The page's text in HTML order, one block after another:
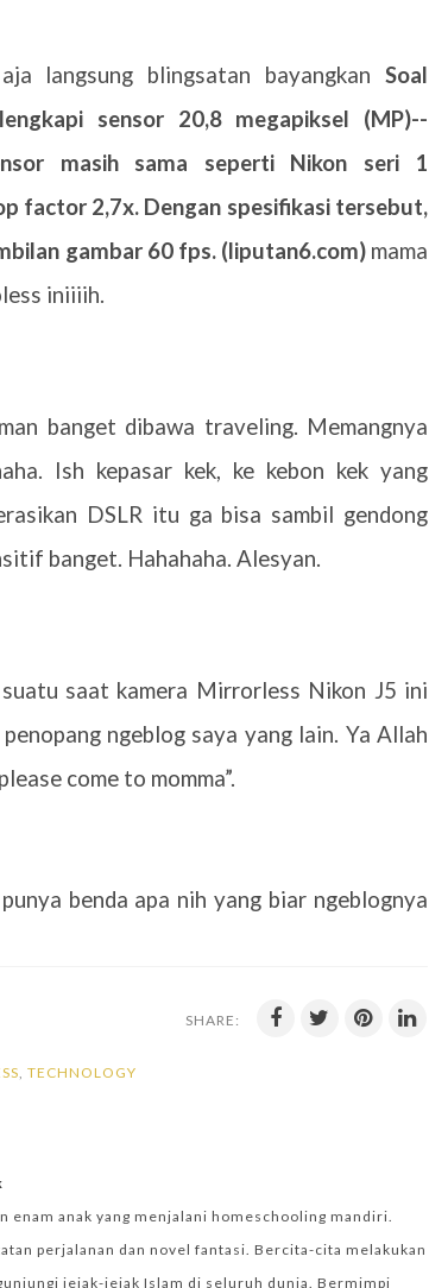
langsung blingsatan bayangkan Soal
sensor 20,8 megapiksel (MP)--
masih sama seperti Nikon seri 1
factor 2,7x. Dengan spesifikasi tersebut,
gambar 60 fps. (liputan6.com) mama
iniiiih.
banget dibawa traveling. Memangnya
Ish kepasar kek, ke kebon kek yang
DSLR itu ga bisa sambil gendong
banget. Hahahaha. Alesyan.
saat kamera Mirrorless Nikon J5 ini
ngeblog saya yang lain. Ya Allah
come to momma”.
benda apa nih yang biar ngeblognya
SHARE:
, TECHNOLOGY
enam anak yang menjalani homeschooling mandiri.
perjalanan dan novel fantasi. Bercita-cita melakukan
jejak-jejak Islam di seluruh dunia. Bermimpi